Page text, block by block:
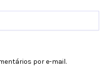
por e-mail.